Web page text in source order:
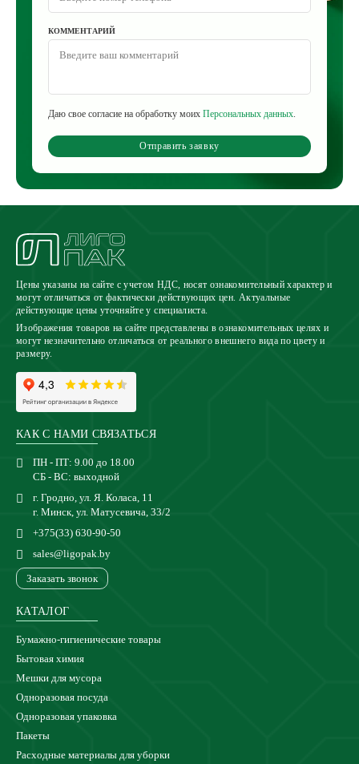
КОММЕНТАРИЙ
Даю свое согласие на обработку моих Персональных данных.
Отправить заявку
Цены указаны на сайте с учетом НДС, носят ознакомительный характер и
могут отличаться от фактически действующих цен. Актуальные
действующие цены уточняйте у специалиста.
Изображения товаров на сайте представлены в ознакомительных целях и
могут незначительно отличаться от реального внешнего вида по цвету и
размеру.
КАК С НАМИ СВЯЗАТЬСЯ
ПН - ПТ: 9.00 до 18.00
СБ - ВС: выходной
г. Гродно, ул. Я. Коласа, 11
г. Минск, ул. Матусевича, 33/2
+375(33) 630-90-50
sales@ligopak.by
Заказать звонок
КАТАЛОГ
Бумажно-гигиенические товары
Бытовая химия
Мешки для мусора
Одноразовая посуда
Одноразовая упаковка
Пакеты
Расходные материалы для уборки